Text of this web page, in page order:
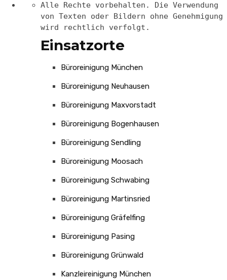
Alle Rechte vorbehalten. Die Verwendung
von Texten oder Bildern ohne Genehmigung
wird rechtlich verfolgt.
Einsatzorte
Büroreinigung München
Büroreinigung Neuhausen
Büroreinigung Maxvorstadt
Büroreinigung Bogenhausen
Büroreinigung Sendling
Büroreinigung Moosach
Büroreinigung Schwabing
Büroreinigung Martinsried
Büroreinigung Gräfelfing
Büroreinigung Pasing
Büroreinigung Grünwald
Kanzleireinigung München